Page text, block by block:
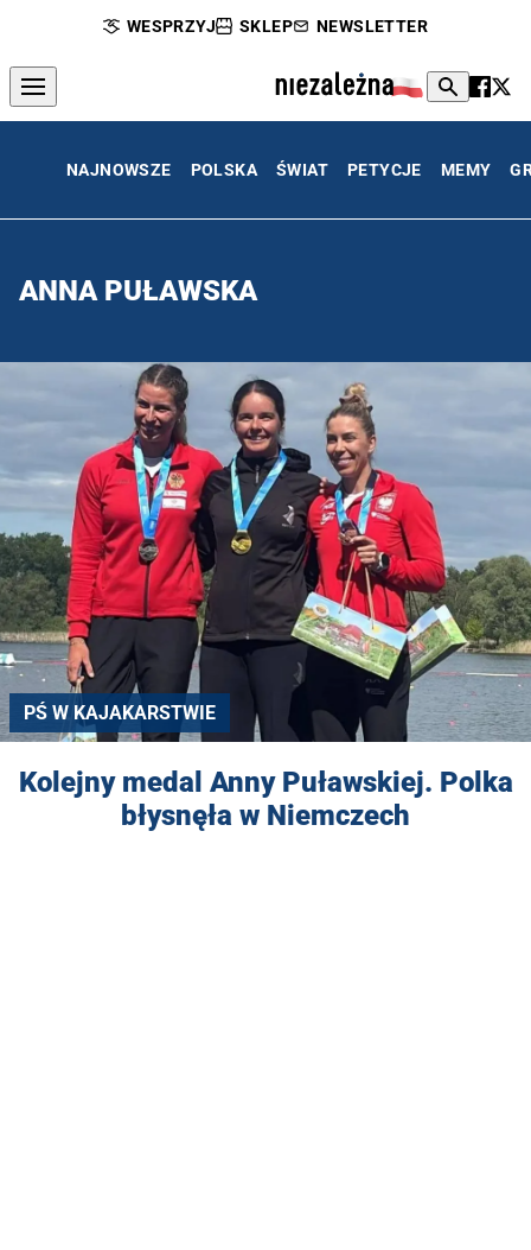
WESPRZYJ SKLEP NEWSLETTER
NAJNOWSZE POLSKA ŚWIAT PETYCJE MEMY
ANNA PUŁAWSKA
PŚ W KAJAKARSTWIE
Kolejny medal Anny Puławskiej. Polka
błysnęła w Niemczech